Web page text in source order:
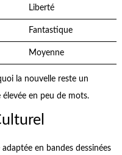
Liberté
Fantastique
Moyenne
la nouvelle reste un
en peu de mots.
en bandes dessinées